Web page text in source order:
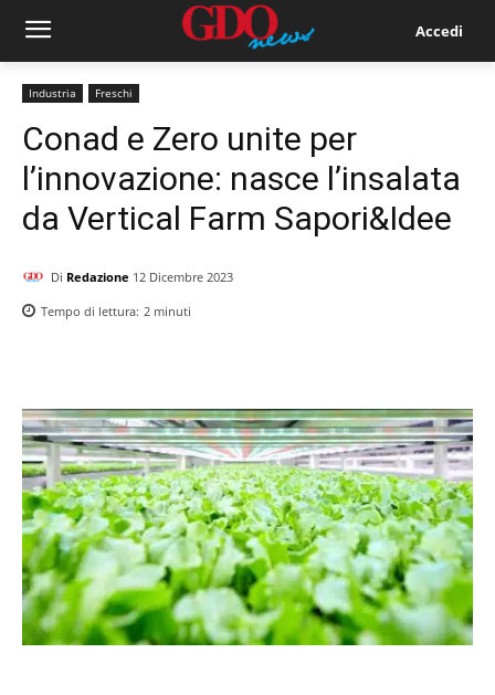
Accedi
Industria Freschi
Conad e Zero unite per
l’innovazione: nasce l’insalata
da Vertical Farm Sapori&Idee
Di Redazione 12 Dicembre 2023
Tempo di lettura: 2 minuti